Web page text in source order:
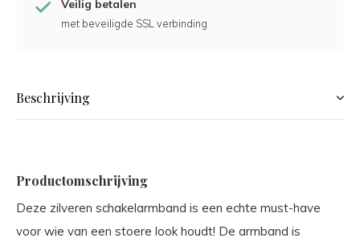
Veilig betalen
met beveiligde SSL verbinding
Beschrijving
Productomschrijving
Deze zilveren schakelarmband is een echte must-have
voor wie van een stoere look houdt! De armband is